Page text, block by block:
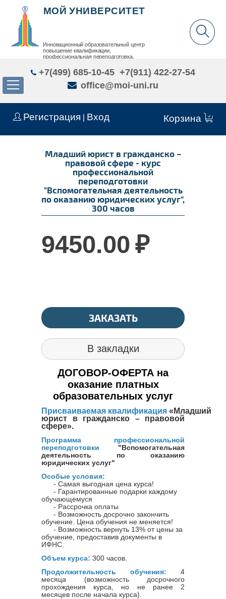
Регистрация Вход Корзина
МОЙ УНИВЕРСИТЕТ
Инновационный образовательный центр
повышение квалификации,
профессиональная переподготовка,
+7(499) 685-10-45 +7(911) 422-27-54
office@moi-uni.ru
Младший юрист в гражданско –
правовой сфере - курс
профессиональной
переподготовки
"Вспомогательная деятельность
по оказанию юридических услуг",
300 часов
9450.00 ₽
ЗАКАЗАТЬ
В закладки
ДОГОВОР-ОФЕРТА на
оказание платных
образовательных услуг
Присваиваемая квалификация « Младший
юрист в гражданско – правовой
сфере».
Программа профессиональной
переподготовки
"Вспомогательная
деятельность по оказанию
юридических услуг"
Особые условия:
- Самая выгодная цена курса!
- Гарантированные подарки каждому
обучающемуся
- Рассрочка оплаты
- Возможность досрочно закончить
обучение. Цена обучения не меняется!
- Возможность вернуть 13% от цены за
обучение, предоставив документы в
ИФНС.
Объем курса: 300 часов.
Продолжительность обучения: 4
месяца (возможность досрочного
прохождения курса, но не ранее 2
месяцев после начала курса).